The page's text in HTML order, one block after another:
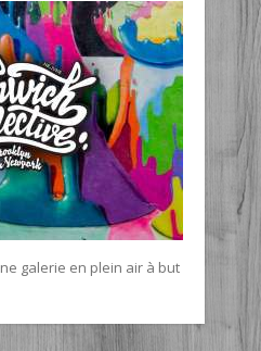
galerie en plein air à but